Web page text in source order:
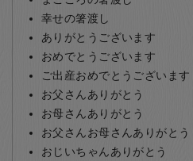
幸せの箸渡し
ありがとうございます
おめでとうございます
ご出産おめでとうございます
お父さんありがとう
お母さんありがとう
お父さんお母さんありがとう
おじいちゃんありがとう